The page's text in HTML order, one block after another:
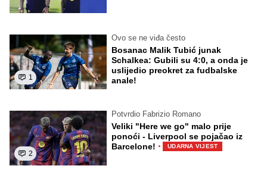
1
Ovo se ne viđa često
Bosanac Malik Tubić junak
Schalkea: Gubili su 4:0, a onda je
uslijedio preokret za fudbalske
anale!
2
Potvrdio Fabrizio Romano
Veliki "Here we go" malo prije
ponoći - Liverpool se pojačao iz
Barcelone! · UDARNA VIJEST